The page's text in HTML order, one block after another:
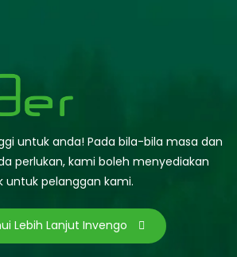
untuk anda! Pada bila-bila masa dan
perlukan, kami boleh menyediakan
untuk pelanggan kami.
Lebih Lanjut Invengo